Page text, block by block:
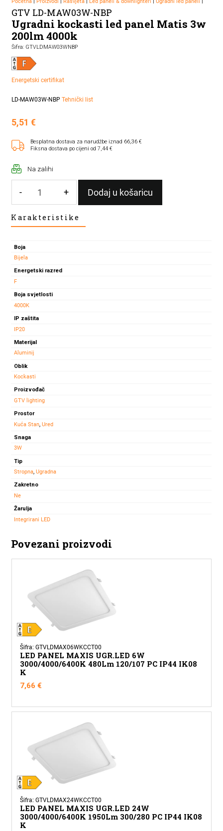
GTV LD-MAW03W-NBP
Ugradni kockasti led panel Matis 3w
200lm 4000k
Šifra: GTVLDMAW03WNBP
Energetski certifikat
LD-MAW03W-NBP Tehnički list
5,51 €
Besplatna dostava za narudžbe iznad 66,36 €
Fiksna dostava po cijeni od 7,44 €
Na zalihi
-
kockasti
Matis
3w
200lm
4000k
količina
+ Dodaj u košaricu
Karakteristike
Boja
Bijela
Energetski razred
F
Boja svjetlosti
4000K
IP zaštita
IP20
Materijal
Aluminij
Oblik
Kockasti
Proizvođač
GTV lighting
Prostor
Kuća Stan, Ured
Snaga
3W
Tip
Stropna, Ugradna
Zakretno
Ne
Žarulja
Integrirani LED
Povezani proizvodi
Šifra: GTVLDMAX06WKCCT00
LED PANEL MAXIS UGR.LED 6W
3000/4000/6400K 480Lm 120/107 PC IP44 IK08
K
7,66€
Šifra: GTVLDMAX24WKCCT00
LED PANEL MAXIS UGR.LED 24W
3000/4000/6400K 1950Lm 300/280 PC IP44 IK08
K